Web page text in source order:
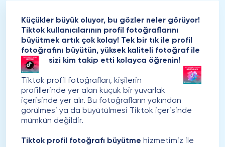
için epeyce vakit harcıyordum. Bu uygulama ile
beraber kısa sürede takip edilenler ve
takipçilerin her birini görebiliyorum. Sunmuş
olduğunuz hizmetiniz için size çok teşekkür
ederim.
Erdağ Başak
CEO
Merhaba. Platform bünyesinde TikTok profil
fotoğrafı büyütme hizmeti, açıkçası oldukça
Küçükler büyük oluyor, bu gözler neler görüyor!
Tiktok kullanıcılarının profil fotoğraflarını
büyütmek artık çok kolay! Tek bir tık ile profil
fotoğrafını büyütün, yüksek kaliteli fotoğraf ile
sizi kim takip etti kolayca öğrenin!
Tiktok profil fotoğrafları, kişilerin
profillerinde yer alan küçük bir yuvarlak
içerisinde yer alır. Bu fotoğrafların yakından
görülmesi ya da büyütülmesi Tiktok içerisinde
mümkün değildir.
Tiktok profil fotoğrafı büyütme hizmetimiz ile